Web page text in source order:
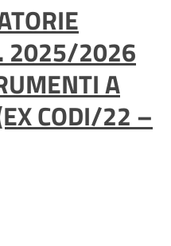
2025/2026
A
CODI/22 –